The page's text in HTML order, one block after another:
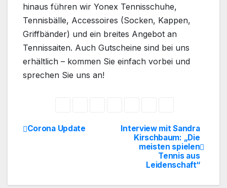
hinaus führen wir Yonex Tennisschuhe,
Tennisbälle, Accessoires (Socken, Kappen,
Griffbänder) und ein breites Angebot an
Tennissaiten. Auch Gutscheine sind bei uns
erhältlich – kommen Sie einfach vorbei und
sprechen Sie uns an!
Beitragsnavigation
Interview mit Sandra
Kirschbaum: „Die
meisten spielen
Tennis aus
Leidenschaft“
Corona Update